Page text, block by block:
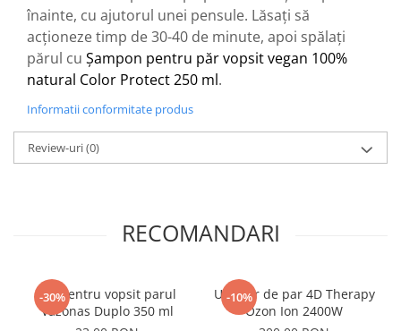
înainte, cu ajutorul unei pensule. Lăsați să
acționeze timp de 30-40 de minute, apoi spălați
părul cu Șampon pentru păr vopsit vegan 100%
natural Color Protect 250 ml.
Informatii conformitate produs
Review-uri(0)
RECOMANDARI
-30%
Bol pentru vopsit parul
Vazonas Duplo 350 ml
-10%
Uscator de par 4D Therapy
Ozon Ion 2400W